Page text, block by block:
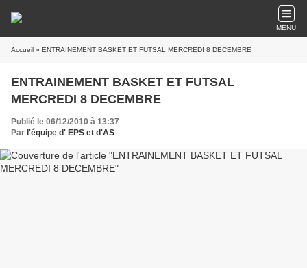
MENU
Accueil » ENTRAINEMENT BASKET ET FUTSAL MERCREDI 8 DECEMBRE
ENTRAINEMENT BASKET ET FUTSAL
MERCREDI 8 DECEMBRE
Publié le 06/12/2010 à 13:37
Par l'équipe d' EPS et d'AS